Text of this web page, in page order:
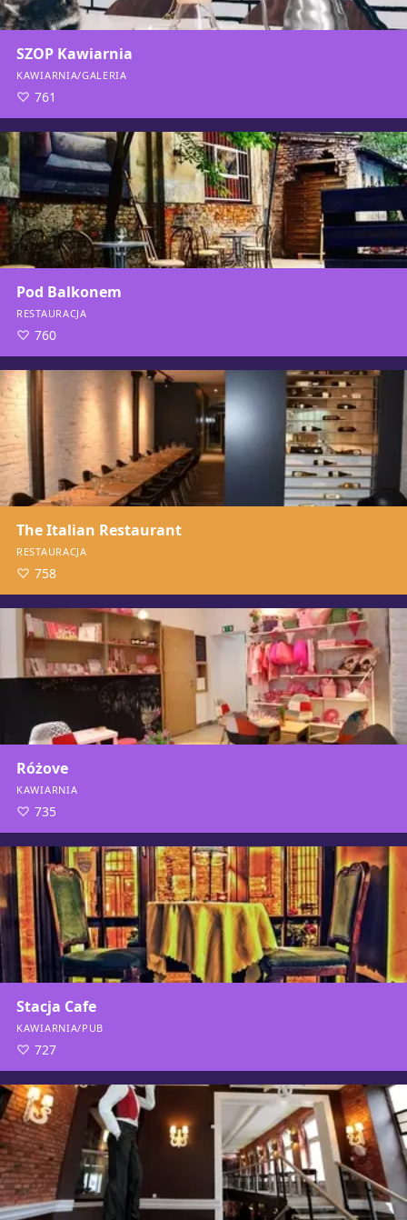
SZOP Kawiarnia
KAWIARNIA/GALERIA
761
Pod Balkonem
RESTAURACJA
760
The Italian Restaurant
RESTAURACJA
758
Różove
KAWIARNIA
735
Stacja Cafe
KAWIARNIA/PUB
727